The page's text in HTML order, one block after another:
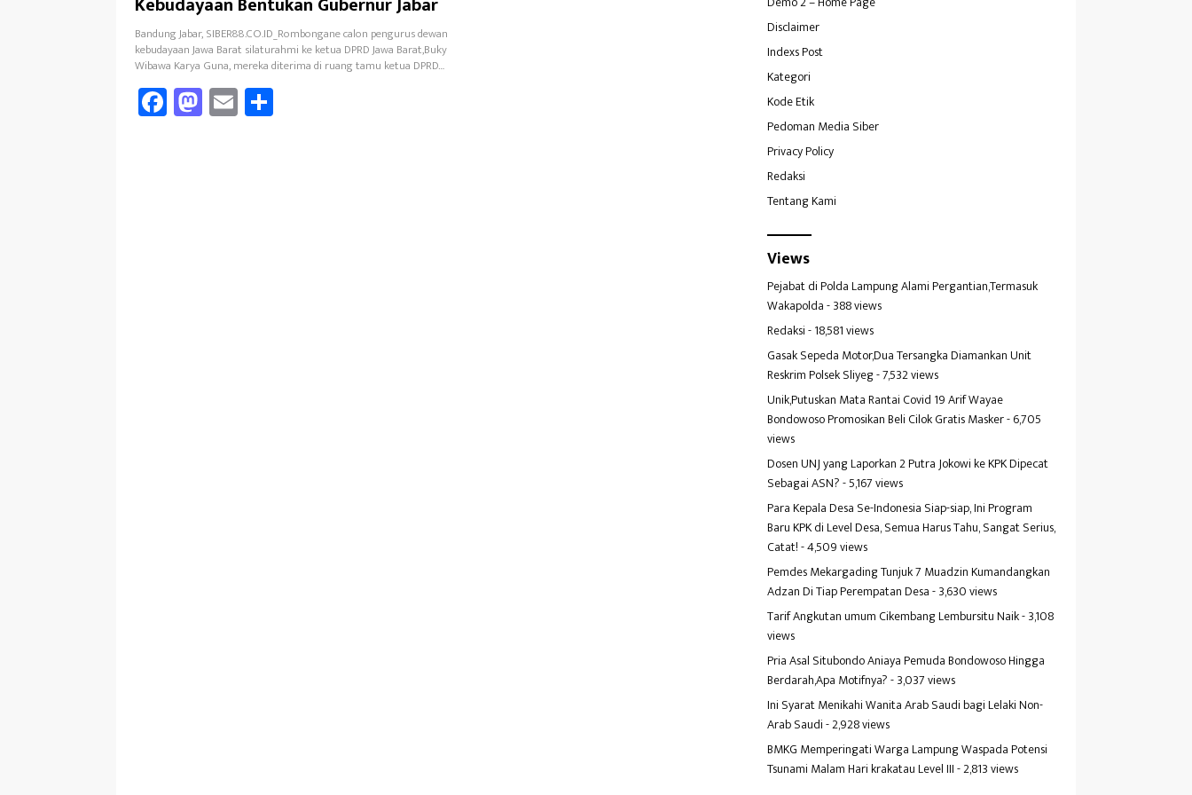
Bandung Jabar, SIBER88.CO.ID_Rombongane calon pengurus dewan
kebudayaan Jawa Barat silaturahmi ke ketua DPRD Jawa Barat,Buky
Wibawa Karya Guna, mereka diterima di ruang tamu ketua DPRD…
Fa
ce
M
as
E
m
Disclaimer
Indexs Post
Kategori
Kode Etik
Pedoman Media Siber
Privacy Policy
Redaksi
Tentang Kami
Views
Pejabat di Polda Lampung Alami Pergantian,Termasuk
Wakapolda- 388 views
Redaksi- 18,581 views
Gasak Sepeda Motor,Dua Tersangka Diamankan Unit
Reskrim Polsek Sliyeg- 7,532 views
Unik,Putuskan Mata Rantai Covid 19 Arif Wayae
Bondowoso Promosikan Beli Cilok Gratis Masker- 6,705
views
Dosen UNJ yang Laporkan 2 Putra Jokowi ke KPK Dipecat
Sebagai ASN?- 5,167 views
Para Kepala Desa Se-Indonesia Siap-siap, Ini Program
Baru KPK di Level Desa, Semua Harus Tahu, Sangat Serius,
Catat!- 4,509 views
Pemdes Mekargading Tunjuk 7 Muadzin Kumandangkan
Adzan Di Tiap Perempatan Desa- 3,630 views
Tarif Angkutan umum Cikembang Lembursitu Naik- 3,108
views
Pria Asal Situbondo Aniaya Pemuda Bondowoso Hingga
Berdarah,Apa Motifnya?- 3,037 views
Ini Syarat Menikahi Wanita Arab Saudi bagi Lelaki Non-
Arab Saudi- 2,928 views
BMKG Memperingati Warga Lampung Waspada Potensi
Tsunami Malam Hari krakatau Level III- 2,813 views